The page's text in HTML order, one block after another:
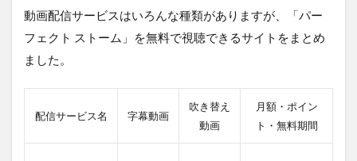
ー
が
視
で
る
動画配信サービスはいろんな種類がありますが、「パー
フェクト ストーム」を無料で視聴できるサイトをまとめ
ました。
配信サービス名 字幕動画
吹き替え
動画
月額・ポイン
ト・無料期間